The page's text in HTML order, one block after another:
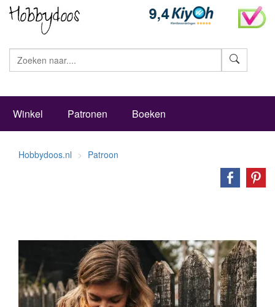
Winkel Patronen Boeken
Hobbydoos.nl Patroon